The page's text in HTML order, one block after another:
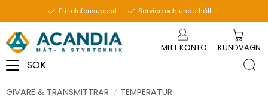
Fri telefonsupport Service och underhåll
MITT KONTO KUNDVAGN
GIVARE & TRANSMITTRAR TEMPERATUR